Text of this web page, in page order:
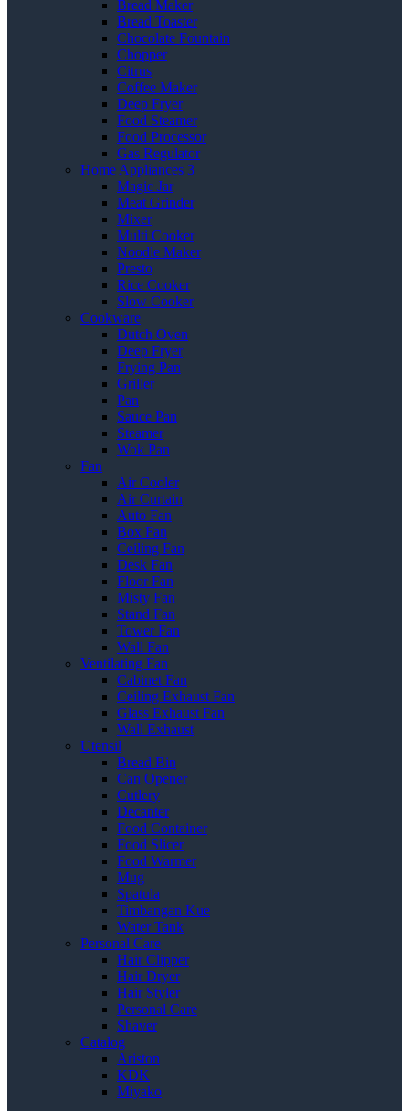
Bread Maker
Bread Toaster
Chocolate Fountain
Chopper
Citrus
Coffee Maker
Deep Fryer
Food Steamer
Food Processor
Gas Regulator
Home Appliances 3
Magic Jar
Meat Grinder
Mixer
Multi Cooker
Noodle Maker
Presto
Rice Cooker
Slow Cooker
Cookware
Dutch Oven
Deep Fryer
Frying Pan
Griller
Pan
Sauce Pan
Steamer
Wok Pan
Fan
Air Cooler
Air Curtain
Auto Fan
Box Fan
Ceiling Fan
Desk Fan
Floor Fan
Misty Fan
Stand Fan
Tower Fan
Wall Fan
Ventilating Fan
Cabinet Fan
Ceiling Exhaust Fan
Glass Exhaust Fan
Wall Exhaust
Utensil
Bread Bin
Can Opener
Cutlery
Decanter
Food Container
Food Slicer
Food Warmer
Mug
Spatula
Timbangan Kue
Water Tank
Personal Care
Hair Clipper
Hair Dryer
Hair Styler
Personal Care
Shaver
Catalog
Ariston
KDK
Miyako